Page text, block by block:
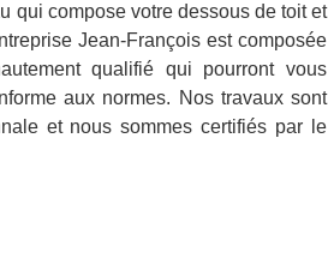
qui compose votre dessous de toit et
Jean-François est composée
qualifié qui pourront vous
aux normes. Nos travaux sont
et nous sommes certifiés par le